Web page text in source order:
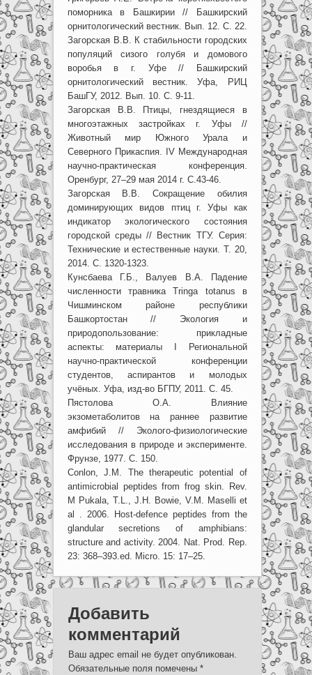
поморника в Башкирии // Башкирский
орнитологический вестник. Вып. 12. С. 22.
Загорская В.В. К стабильности городских
популяций сизого голубя и домового
воробья в г. Уфе // Башкирский
орнитологический вестник. Уфа, РИЦ
БашГУ, 2012. Вып. 10. С. 9-11.
Загорская В.В. Птицы, гнездящиеся в
многоэтажных застройках г. Уфы //
Животный мир Южного Урала и
Северного Прикаспия. IV Международная
научно-практическая конференция.
Оренбург, 27–29 мая 2014 г. С.43-46.
Загорская В.В. Сокращение обилия
доминирующих видов птиц г. Уфы как
индикатор экологического состояния
городской среды // Вестник ТГУ. Серия:
Технические и естественные науки. Т. 20,
2014. С. 1320-1323.
Кунсбаева Г.Б., Валуев В.А. Падение
численности травника Tringa totanus в
Чишминском районе республики
Башкортостан // Экология и
природопользование: прикладные
аспекты: материалы I Региональной
научно-практической конференции
студентов, аспирантов и молодых
учёных. Уфа, изд-во БГПУ, 2011. С. 45.
Пястолова О.А. Влияние
экзометаболитов на раннее развитие
амфибий // Эколого-физиологические
исследования в природе и эксперименте.
Фрунзе, 1977. С. 150.
Conlon, J.M. The therapeutic potential of
antimicrobial peptides from frog skin. Rev.
M Pukala, T.L., J.H. Bowie, V.M. Maselli et
al . 2006. Host-defence peptides from the
glandular secretions of amphibians:
structure and activity. 2004. Nat. Prod. Rep.
23: 368–393.ed. Micro. 15: 17–25.
Добавить
комментарий
Ваш адрес email не будет опубликован.
Обязательные поля помечены *